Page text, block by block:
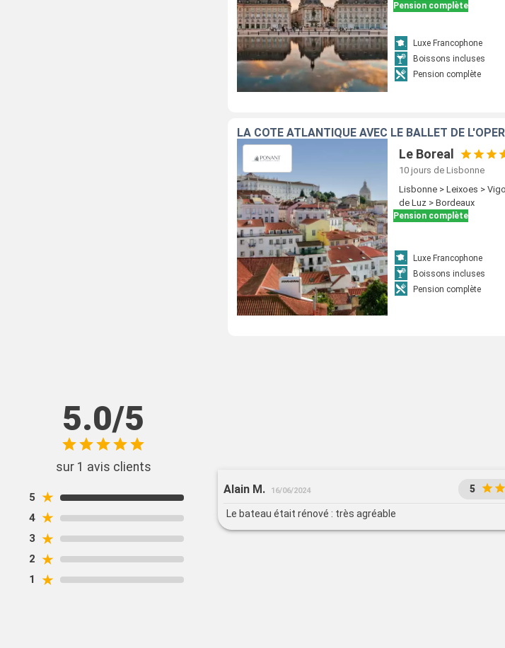
Pension complète
Luxe Francophone
Boissons incluses
Pension complète
LA CÔTE ATLANTIQUE AVEC LE BALLET DE
Le Boreal
10 jours de Lisbonne
Lisbonne > Leixoes >
de Luz > Bordeaux
Pension complète
Luxe Francophone
Boissons incluses
Pension complète
5.0/5
sur 1 avis clients
5 ★
4 ★
3 ★
2 ★
1 ★
Alain M. 16/06/2024 5
Le bateau était rénové : très agréable